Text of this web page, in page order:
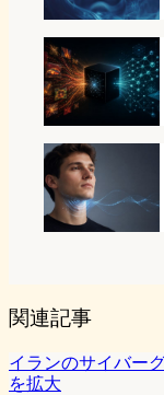
関連記事
イランのサイバー
を拡大